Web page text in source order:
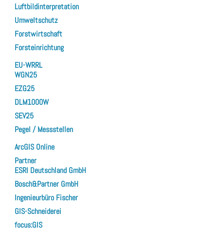
Luftbildinterpretation
Umweltschutz
Forstwirtschaft
Forsteinrichtung
EU-WRRL
WGN25
EZG25
DLM1000W
SEV25
Pegel / Messstellen
ArcGIS Online
Partner
ESRI Deutschland GmbH
Bosch&Partner GmbH
Ingenieurbüro Fischer
GIS-Schneiderei
focus:GIS